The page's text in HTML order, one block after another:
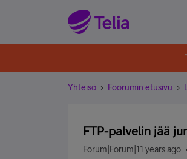
Yhteisö Foorumin etusivu
FTP-palvelin jää
Forum|Forum|11 years ago